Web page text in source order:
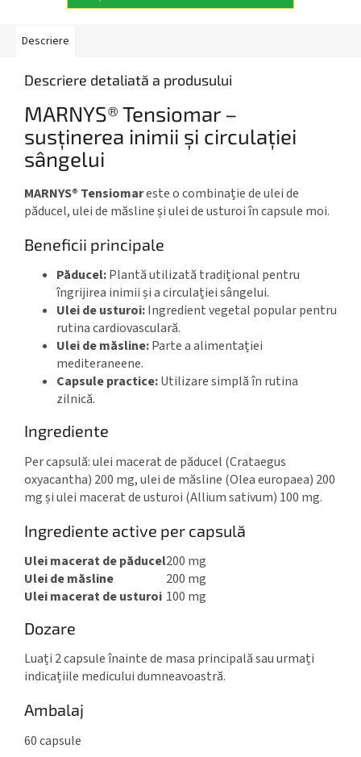
Descriere
Descriere detaliată a produsului
MARNYS® Tensiomar –
susținerea inimii și circulației
sângelui
MARNYS® Tensiomareste o combinație de ulei de
păducel, ulei de măsline și ulei de usturoi în capsule moi.
Beneficii principale
Păducel:Plantă utilizată tradițional pentru
îngrijirea inimii și a circulației sângelui.
Ulei de usturoi:Ingredient vegetal popular pentru
rutina cardiovasculară.
Ulei de măsline:Parte a alimentației
mediteraneene.
Capsule practice:Utilizare simplă în rutina
zilnică.
Ingrediente
Per capsulă: ulei macerat de păducel (Crataegus
oxyacantha) 200 mg, ulei de măsline (Olea europaea) 200
mg și ulei macerat de usturoi (Allium sativum) 100 mg.
Ingrediente active per capsulă
Ulei macerat de păducel200 mg
Ulei de măsline
200 mg
Ulei macerat de usturoi 100 mg
Dozare
Luați 2 capsule înainte de masa principală sau urmați
indicațiile medicului dumneavoastră.
Ambalaj
60 capsule